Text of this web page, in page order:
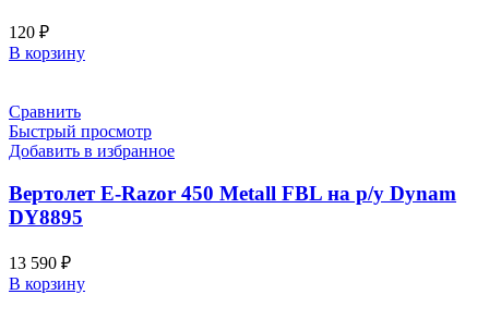
120 ₽
В корзину
Сравнить
Быстрый просмотр
Добавить в избранное
Вертолет E-Razor 450 Metall FBL на р/у Dynam
DY8895
13 590 ₽
В корзину